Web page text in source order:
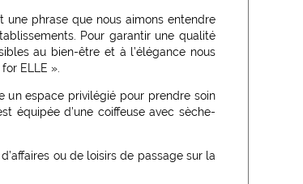
phrase que nous aimons entendre
Pour garantir une qualité
au bien-être et à l’élégance nous
ELLE ».
un espace privilégié pour prendre soin
équipée d’une coiffeuse avec sèche-
ou de loisirs de passage sur la